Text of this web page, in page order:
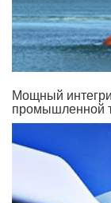
Мощный
промышленной